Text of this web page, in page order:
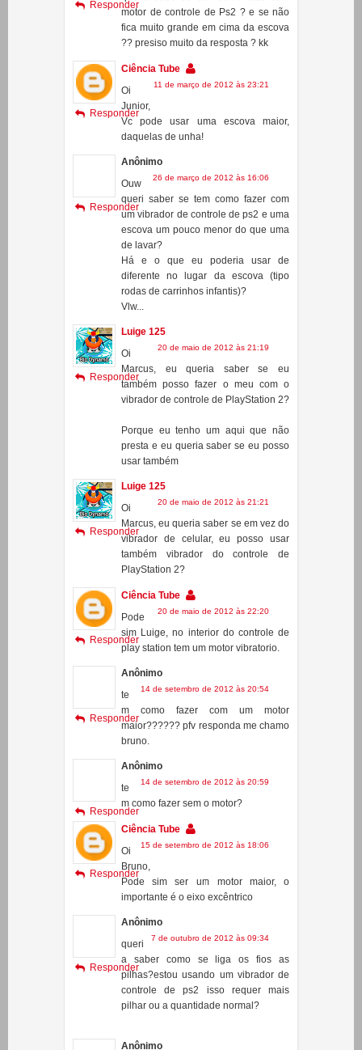
Ciência Tube
11 de março de 2012 às 23:21
Oi
Vc pode usar uma escova maior,
daquelas de unha!
Responder
Anônimo
26 de março de 2012 às 16:06
Ouw
queri saber se tem como fazer com
um vibrador de controle de ps2 e uma
escova um pouco menor do que uma
Há e o que eu poderia usar de
diferente no lugar da escova (tipo
rodas de carrinhos infantis)?
Responder
Luige 125
20 de maio de 2012 às 21:19
também posso fazer o meu com o
vibrador de controle de PlayStation 2?
Porque eu tenho um aqui que não
presta e eu queria saber se eu posso
Responder
Luige 125
20 de maio de 2012 às 21:21
Oi
vibrador de celular, eu posso usar
também vibrador do controle de
Responder
Ciência Tube
20 de maio de 2012 às 22:20
Pode
play station tem um motor vibratorio.
Responder
Anônimo
14 de setembro de 2012 às 20:54
te
m como fazer com um motor
maior?????? pfv responda me chamo
bruno.
Responder
Anônimo
14 de setembro de 2012 às 20:59
Responder
Bruno,
Pode sim ser um motor maior, o
importante é o eixo excêntrico
Responder
Anônimo
7 de outubro de 2012 às 09:34
a saber como se liga os fios as
pilhas?estou usando um vibrador de
controle de ps2 isso requer mais
pilhar ou a quantidade normal?
Responder
Anônimo
7 de outubro de 2012 às 09:44
Este
Responder